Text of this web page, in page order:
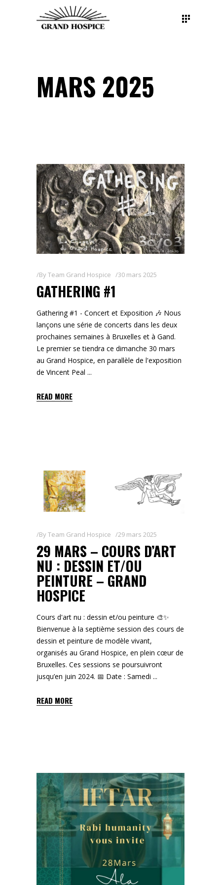
MARS 2025
ByTeam Grand Hospice 30 mars 2025
GATHERING #1
Gathering #1 - Concert et Exposition 🎶 Nous
lançons une série de concerts dans les deux
prochaines semaines à Bruxelles et à Gand.
Le premier se tiendra ce dimanche 30 mars
au Grand Hospice, en parallèle de l'exposition
de Vincent Peal
READ MORE
ByTeam Grand Hospice 29 mars 2025
29 MARS – COURS D’ART
NU : DESSIN ET/OU
PEINTURE – GRAND
HOSPICE
Cours d'art nu : dessin et/ou peinture 🎨✨
Bienvenue à la septième session des cours de
dessin et peinture de modèle vivant,
organisés au Grand Hospice, en plein cœur de
Bruxelles. Ces sessions se poursuivront
jusqu’en juin 2024. 📅 Date : Samedi
READ MORE